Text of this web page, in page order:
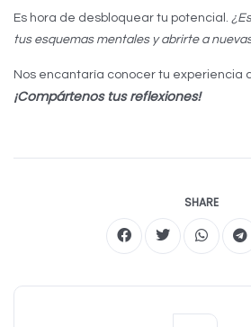
Es hora de desbloquear tu potencial.
tus esquemas mentales y abrirte a
Nos encantaría conocer tu experiencia
¡Compártenos tus reflexiones!
SHARE